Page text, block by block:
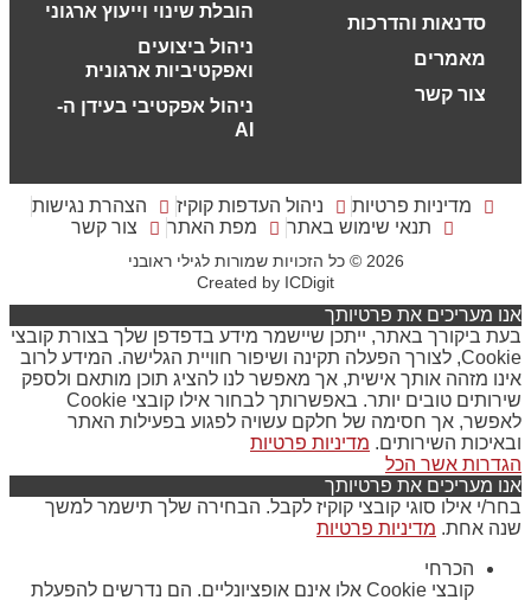
סדנאות והדרכות
מאמרים
צור קשר
הובלת שינוי וייעוץ ארגוני
ניהול ביצועים
ואפקטיביות ארגונית
ניהול אפקטיבי בעידן ה-
AI
מדיניות פרטיות ניהול העדפות קוקיז
הצהרת נגישות
תנאי שימוש באתר
מפת האתר צור קשר
2026 © כל הזכויות שמורות לגילי ראובני
Created by ICDigit
אנו מעריכים את פרטיותך
בעת ביקורך באתר, ייתכן שיישמר מידע בדפדפן שלך בצורת קובצי
Cookie, לצורך הפעלה תקינה ושיפור חוויית הגלישה. המידע לרוב
אינו מזהה אותך אישית, אך מאפשר לנו להציג תוכן מותאם ולספק
שירותים טובים יותר. באפשרותך לבחור אילו קובצי Cookie
לאפשר, אך חסימה של חלקם עשויה לפגוע בפעילות האתר
ובאיכות השירותים. מדיניות פרטיות
הגדרות אשר הכל
אנו מעריכים את פרטיותך
בחר/י אילו סוגי קובצי קוקיז לקבל. הבחירה שלך תישמר למשך
שנה אחת. מדיניות פרטיות
הכרחי
קובצי Cookie אלו אינם אופציונליים. הם נדרשים להפעלת